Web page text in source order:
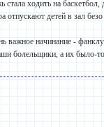
стала ходить на
отпускают детей в зал
важное начинание -
болельщики, а их было-